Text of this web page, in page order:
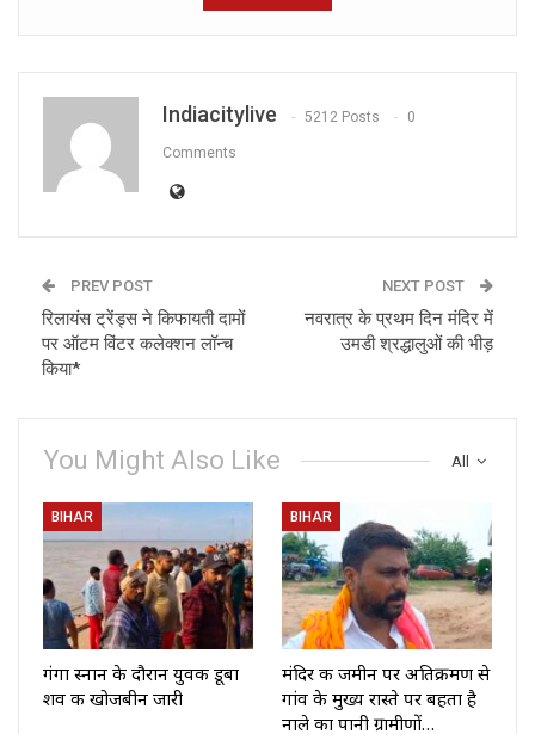
Indiacitylive 5212 Posts 0
Comments
PREV POST
रिलायंस ट्रेंड्स ने किफायती दामों
पर ऑटम विंटर कलेक्शन लॉन्च
किया*
NEXT POST
नवरात्र के प्रथम दिन मंदिर में
उमडी श्रद्धालुओं की भीड़
All
You Might Also Like
BIHAR
गंगा स्नान के दौरान युवक डूबा
शव की खोजबीन जारी
BIHAR
मंदिर की जमीन पर अतिक्रमण से
गांव के मुख्य रास्ते पर बहता है
नाले का पानी ग्रामीणों…